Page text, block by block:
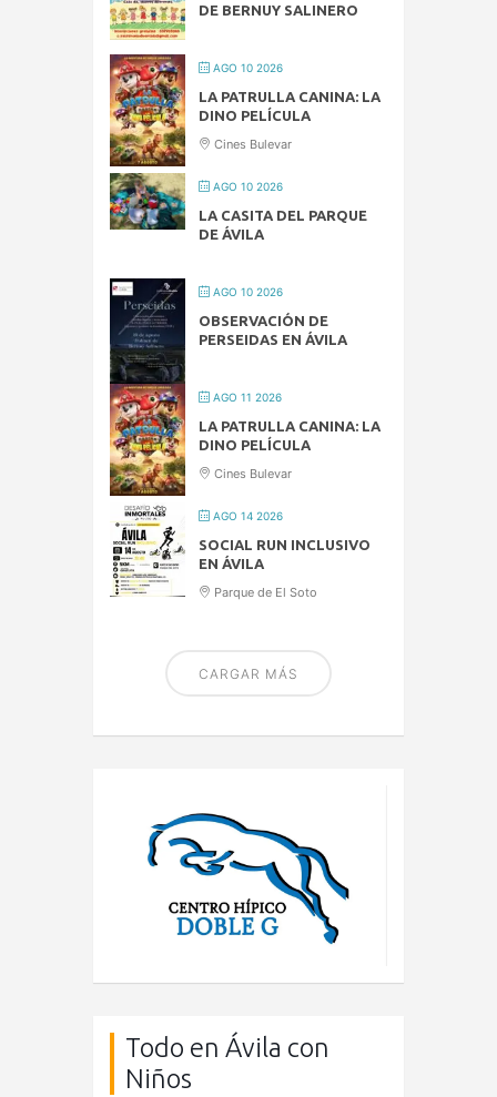
DE BERNUY SALINERO
AGO 10 2026
LA PATRULLA CANINA: LA
DINO PELÍCULA
Cines Bulevar
AGO 10 2026
LA CASITA DEL PARQUE
DE ÁVILA
AGO 10 2026
OBSERVACIÓN DE
PERSEIDAS EN ÁVILA
AGO 11 2026
LA PATRULLA CANINA: LA
DINO PELÍCULA
Cines Bulevar
AGO 14 2026
SOCIAL RUN INCLUSIVO
EN ÁVILA
Parque de El Soto
CARGAR MÁS
Todo en Ávila con
Niños